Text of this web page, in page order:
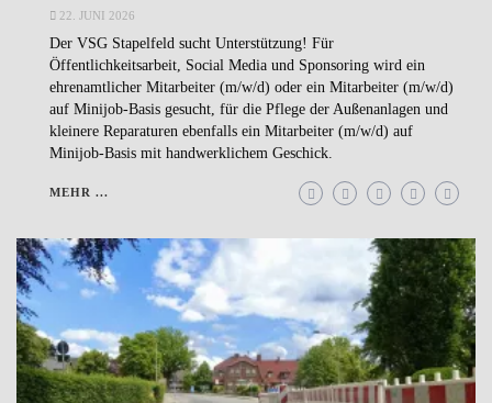
22. JUNI 2026
Der VSG Stapelfeld sucht Unterstützung! Für
Öffentlichkeitsarbeit, Social Media und Sponsoring wird ein
ehrenamtlicher Mitarbeiter (m/w/d) oder ein Mitarbeiter (m/w/d)
auf Minijob-Basis gesucht, für die Pflege der Außenanlagen und
kleinere Reparaturen ebenfalls ein Mitarbeiter (m/w/d) auf
Minijob-Basis mit handwerklichem Geschick.
MEHR ...